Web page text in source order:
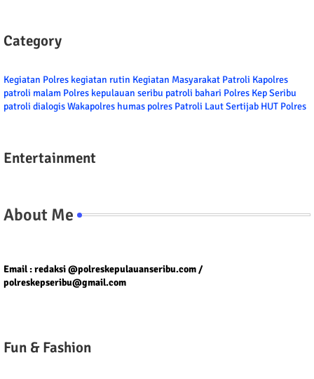
Category
Kegiatan Polres kegiatan rutin Kegiatan Masyarakat Patroli Kapolres
patroli malam Polres kepulauan seribu patroli bahari Polres Kep Seribu
patroli dialogisWakapolres humas polres Patroli LautSertijab HUT Polres
Entertainment
About Me
Email : redaksi @polreskepulauanseribu.com /
polreskepseribu@gmail.com
Fun & Fashion